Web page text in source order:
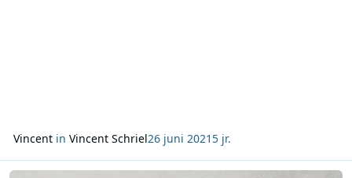
Vincentin Vincent Schriel26 juni 2021 5 jr.
Lees meer over Column Hans Knot: 19 juni 2021